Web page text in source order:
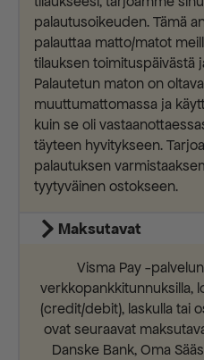
palautusoikeuden. Tämä
palauttaa matto/matot
tilauksen toimituspäivästä
Palautetun maton on
muuttumattomassa ja
kuin se oli
täyteen hyvitykseen.
palautuksen
tyytyväinen ostokseen.
Maksutavat
Visma Pay -
verkkopankkitunnuksilla,
(credit/debit), laskulla tai
ovat seuraavat
Danske Bank, Oma